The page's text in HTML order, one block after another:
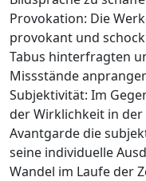
Provokation: Die
provokant und
Tabus hinterfragten
Missstände
Subjektivität: Im
der Wirklichkeit in
Avantgarde die
seine individuelle
Wandel im Laufe der